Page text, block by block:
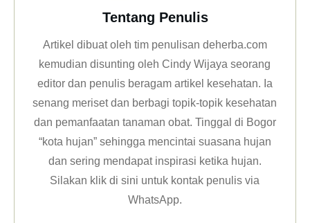
Tentang Penulis
Artikel dibuat oleh tim penulisan deherba.com
kemudian disunting oleh Cindy Wijaya seorang
editor dan penulis beragam artikel kesehatan. Ia
senang meriset dan berbagi topik-topik kesehatan
dan pemanfaatan tanaman obat. Tinggal di Bogor
“kota hujan” sehingga mencintai suasana hujan
dan sering mendapat inspirasi ketika hujan.
Silakan klikdi sini untuk kontak penulis via
WhatsApp.